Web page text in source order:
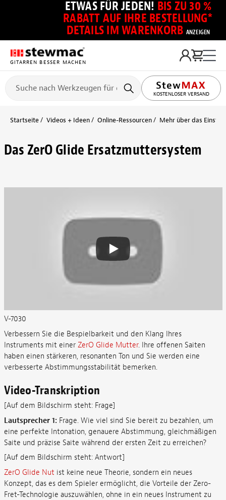
ETWAS FÜR JEDEN! BIS ZU 30 %
RABATT AUF IHRE BESTELLUNG*
DETAILS IM WARENKORB ANZEIGEN
GITARREN BESSER MACHEN
KOSTENLOSER VERSAND
Startseite Videos + Ideen Online-Ressourcen Mehr über das
Das ZerO Glide Ersatzmuttersystem
V-7030
Verbessern Sie die Bespielbarkeit und den Klang Ihres
Instruments mit einer ZerO Glide Mutter. Ihre offenen Saiten
haben einen stärkeren, resonanten Ton und Sie werden eine
verbesserte Abstimmungsstabilität bemerken.
Video-Transkription
[Auf dem Bildschirm steht: Frage]
Lautsprecher 1: Frage. Wie viel sind Sie bereit zu bezahlen, um
eine perfekte Intonation, genauere Abstimmung, gleichmäßigen
Saite und präzise Saite während der ersten Zeit zu erreichen?
[Auf dem Bildschirm steht: Antwort]
ZerO Glide Nut ist keine neue Theorie, sondern ein neues
Konzept, das es dem Spieler ermöglicht, die Vorteile der Zero-
Fret-Technologie auszuwählen, ohne in ein neues Instrument zu